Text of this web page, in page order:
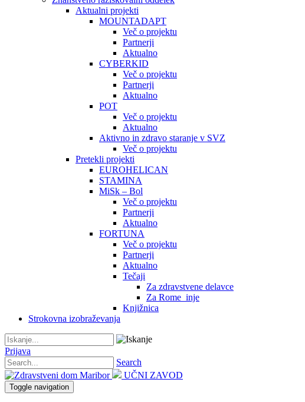
Aktualni projekti
MOUNTADAPT
Več o projektu
Partnerji
Aktualno
CYBERKID
Več o projektu
Partnerji
Aktualno
POT
Več o projektu
Aktualno
Aktivno in zdravo staranje v SVZ
Več o projektu
Pretekli projekti
EUROHELICAN
STAMINA
MiSk – Bol
Več o projektu
Partnerji
Aktualno
FORTUNA
Več o projektu
Partnerji
Aktualno
Tečaji
Za zdravstvene delavce
Za Rome_inje
Knjižnica
Strokovna izobraževanja
Prijava
Search
UČNI ZAVOD
Toggle navigation